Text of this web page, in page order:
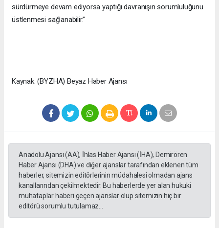
sürdürmeye devam ediyorsa yaptığı davranışın sorumluluğunu
üstlenmesi sağlanabilir.”
Kaynak: (BYZHA) Beyaz Haber Ajansı
Anadolu Ajansı (AA), İhlas Haber Ajansı (İHA), Demirören
Haber Ajansı (DHA) ve diğer ajanslar tarafından eklenen tüm
haberler, sitemizin editörlerinin müdahalesi olmadan ajans
kanallarından çekilmektedir. Bu haberlerde yer alan hukuki
muhataplar haberi geçen ajanslar olup sitemizin hiç bir
editörü sorumlu tutulamaz...